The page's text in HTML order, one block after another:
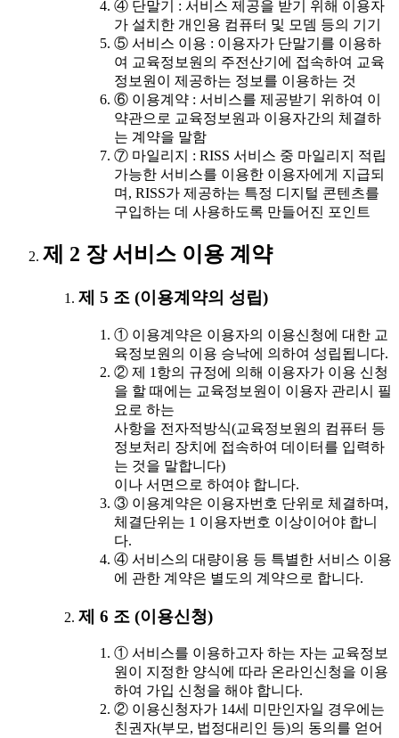
④ 단말기 : 서비스 제공을 받기 위해 이용자
가 설치한 개인용 컴퓨터 및 모뎀 등의 기기
⑤ 서비스 이용 : 이용자가 단말기를 이용하
여 교육정보원의 주전산기에 접속하여 교육
정보원이 제공하는 정보를 이용하는 것
⑥ 이용계약 : 서비스를 제공받기 위하여 이
약관으로 교육정보원과 이용자간의 체결하
는 계약을 말함
⑦ 마일리지 : RISS 서비스 중 마일리지 적립
가능한 서비스를 이용한 이용자에게 지급되
며, RISS가 제공하는 특정 디지털 콘텐츠를
구입하는 데 사용하도록 만들어진 포인트
제 2 장 서비스 이용 계약
제 5 조 (이용계약의 성립)
① 이용계약은 이용자의 이용신청에 대한 교
육정보원의 이용 승낙에 의하여 성립됩니다.
② 제 1항의 규정에 의해 이용자가 이용 신청
을 할 때에는 교육정보원이 이용자 관리시 필
요로 하는
사항을 전자적방식(교육정보원의 컴퓨터 등
정보처리 장치에 접속하여 데이터를 입력하
는 것을 말합니다)
이나 서면으로 하여야 합니다.
③ 이용계약은 이용자번호 단위로 체결하며,
체결단위는 1 이용자번호 이상이어야 합니
다.
④ 서비스의 대량이용 등 특별한 서비스 이용
에 관한 계약은 별도의 계약으로 합니다.
제 6 조 (이용신청)
① 서비스를 이용하고자 하는 자는 교육정보
원이 지정한 양식에 따라 온라인신청을 이용
하여 가입 신청을 해야 합니다.
② 이용신청자가 14세 미만인자일 경우에는
친권자(부모, 법정대리인 등)의 동의를 얻어